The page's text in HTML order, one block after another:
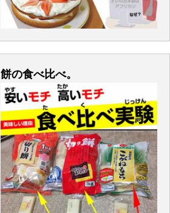
餅の食べ比べ。